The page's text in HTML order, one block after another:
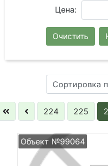
Цена:
Очистить
Сортировка
224 225
Объект №99064